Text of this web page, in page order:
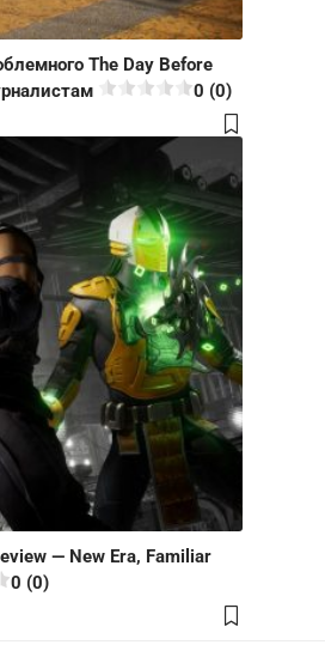
The Day Before
0 (0)
— New Era, Familiar
0 (0)